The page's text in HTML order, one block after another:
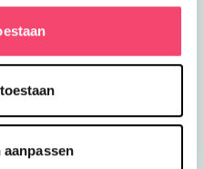
aanpassen
in het museum,
kidsproof terrassen en